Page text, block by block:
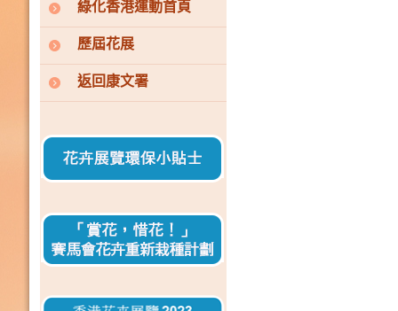
綠化香港運動首頁
歷屆花展
返回康文署